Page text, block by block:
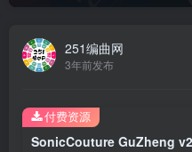
251编曲网
3年前发布
SonicCouture GuZheng
付费资源